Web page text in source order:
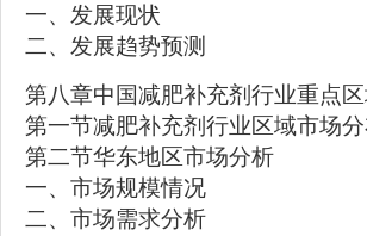
一、发展现状
二、发展趋势预测
第八章中国减肥补充剂行业重点
第一节减肥补充剂行业区域市场
第二节华东地区市场分析
一、市场规模情况
二、市场需求分析